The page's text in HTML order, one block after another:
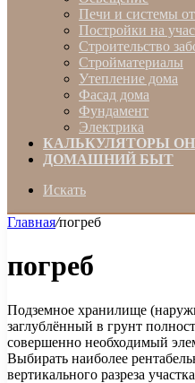
Печи и системы
Постройки на
Строительство
Стройматериалы
Утепление дома
Фасад дома
Фундамент
Электрика
КАЛЬКУЛЯТОРЫ
ДОМАШНИЙ БЫТ
Искать
Главная/погреб
погреб
Подземное хранилище
заглублённый в грунт
совершенно необходимый
Выбирать наиболее
вертикального разреза